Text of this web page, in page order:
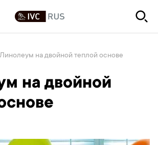
Линолеум на двойной теплой основе
на двойной